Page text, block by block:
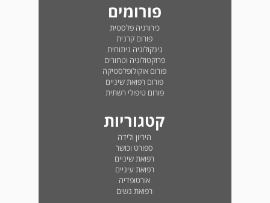
פורומים
כירורגיה פלסטית
פורום קרנית
גינקולוגיה ניתוחית
פרוקטולוגיה וטחורים
פורום אוקולופלסטיקה
פורום רפואת שיניים
פורום טיפולי רשתית
קטגוריות
היריון ולידה
ספורט וכושר
רפואת שיניים
רפואת עיניים
אורטופדיה
רפואת נשים